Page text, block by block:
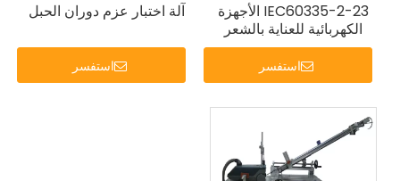
IEC60335-2-23 الأجهزة
الكهربائية للعناية بالشعر
والجلد معدات اختبار الثني
والدوران
استفسر
آلة اختبار عزم دوران الحبل
استفسر